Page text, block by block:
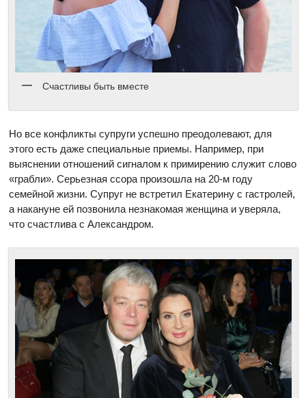
Счастливы быть вместе
Но все конфликты супруги успешно преодолевают, для
этого есть даже специальные приемы. Например, при
выяснении отношений сигналом к примирению служит слово
«грабли». Серьезная ссора произошла на 20-м году
семейной жизни. Супруг не встретил Екатерину с гастролей,
а накануне ей позвонила незнакомая женщина и уверяла,
что счастлива с Александром.